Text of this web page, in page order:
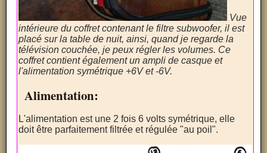
Vue
intérieure du coffret contenant le filtre subwoofer, il est
placé sur la table de nuit, ainsi, quand je regarde la
télévision couchée, je peux régler les volumes. Ce
coffret contient également un ampli de casque et
l'alimentation symétrique +6V et -6V.
Alimentation:
L'alimentation est une 2 fois 6 volts symétrique, elle
doit être parfaitement filtrée et régulée "au poil".